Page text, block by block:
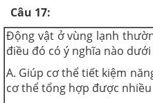
Câu 17:
Động vật ở vùng lạnh
điều đó có ý nghĩa nào dưới
A. Giúp cơ thể tiết
cơ thể tổng hợp được